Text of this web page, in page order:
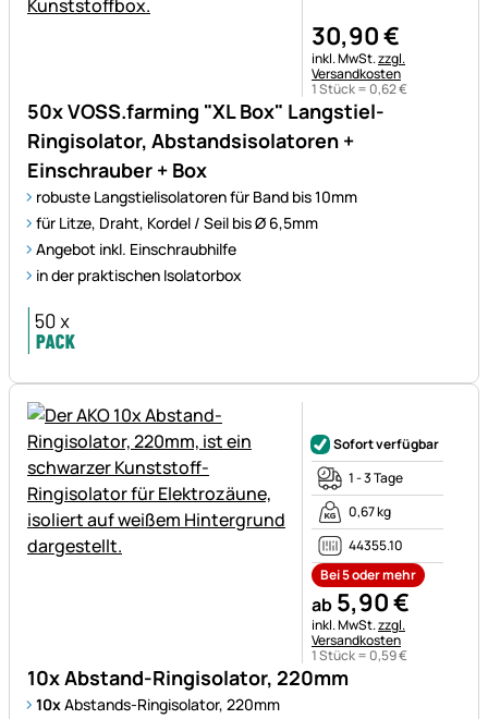
50x VOSS.farming "XL Box" Langstiel-
Ringisolator, Abstandsisolatoren +
Einschrauber + Box
robuste Langstielisolatoren für Band bis 10mm
für Litze, Draht, Kordel / Seil bis Ø 6,5mm
Angebot inkl. Einschraubhilfe
in der praktischen Isolatorbox
30,90€
Steuerhinweis:
inkl. MwSt.zzgl.
Versandkosten
1 Stück = 0,62€
10x Abstand-Ringisolator, 220mm
10xAbstands-Ringisolator, 220mm
Sofort verfügbar
1 - 3 Tage
0,67 kg
44355.10
Bei 5 oder mehr
ab 5,90€
Steuerhinweis:
inkl. MwSt.zzgl.
Versandkosten
1 Stück = 0,59€